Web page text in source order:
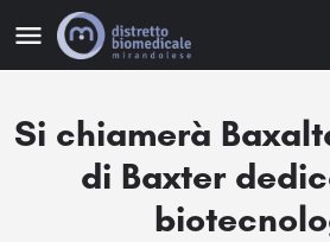
Si chiamerà
di Baxter